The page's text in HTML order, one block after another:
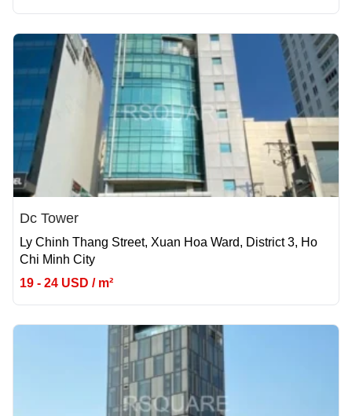
Dc Tower
Ly Chinh Thang Street, Xuan Hoa Ward, District 3, Ho
Chi Minh City
19 - 24 USD / m²